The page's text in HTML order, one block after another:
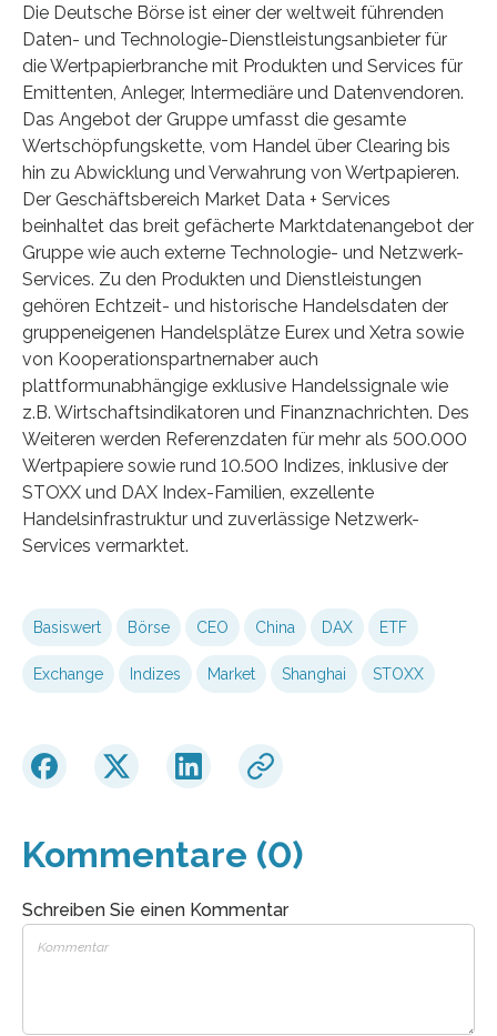
Die Deutsche Börse ist einer der weltweit führenden
Daten- und Technologie-Dienstleistungsanbieter für
die Wertpapierbranche mit Produkten und Services für
Emittenten, Anleger, Intermediäre und Datenvendoren.
Das Angebot der Gruppe umfasst die gesamte
Wertschöpfungskette, vom Handel über Clearing bis
hin zu Abwicklung und Verwahrung von Wertpapieren.
Der Geschäftsbereich Market Data + Services
beinhaltet das breit gefächerte Marktdatenangebot der
Gruppe wie auch externe Technologie- und Netzwerk-
Services. Zu den Produkten und Dienstleistungen
gehören Echtzeit- und historische Handelsdaten der
gruppeneigenen Handelsplätze Eurex und Xetra sowie
von Kooperationspartnernaber auch
plattformunabhängige exklusive Handelssignale wie
z.B. Wirtschaftsindikatoren und Finanznachrichten. Des
Weiteren werden Referenzdaten für mehr als 500.000
Wertpapiere sowie rund 10.500 Indizes, inklusive der
STOXX und DAX Index-Familien, exzellente
Handelsinfrastruktur und zuverlässige Netzwerk-
Services vermarktet.
Basiswert Börse CEO China DAX ETF
Exchange Indizes Market Shanghai STOXX
Kommentare (0)
Schreiben Sie einen Kommentar